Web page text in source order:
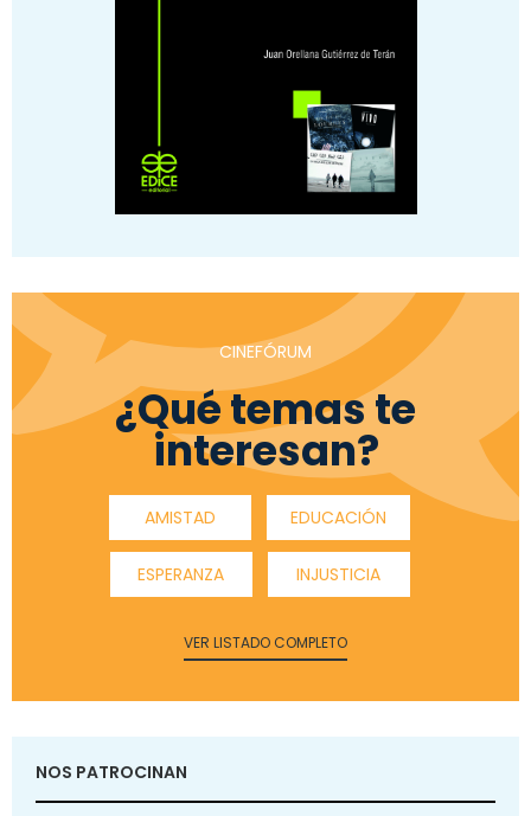
CINEFÓRUM
¿Qué temas te
interesan?
AMISTAD EDUCACIÓN
ESPERANZA INJUSTICIA
VER LISTADO COMPLETO
NOS PATROCINAN